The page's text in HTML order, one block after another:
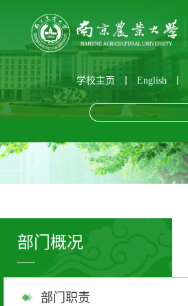
学校主页 English
部门概况
部门职责